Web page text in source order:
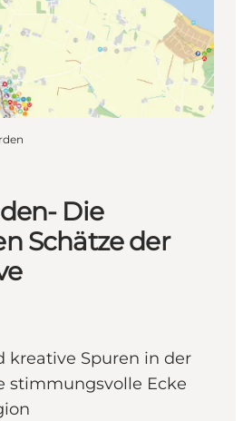
Die
Schätze der
kreative Spuren in der
stimmungsvolle Ecke